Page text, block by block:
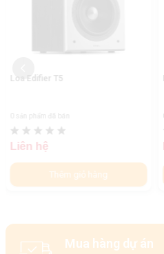
Loa Edifier T5
0 sản phẩm đã bán
Liên hệ
Thêm giỏ hàng
Mua hàng dự án